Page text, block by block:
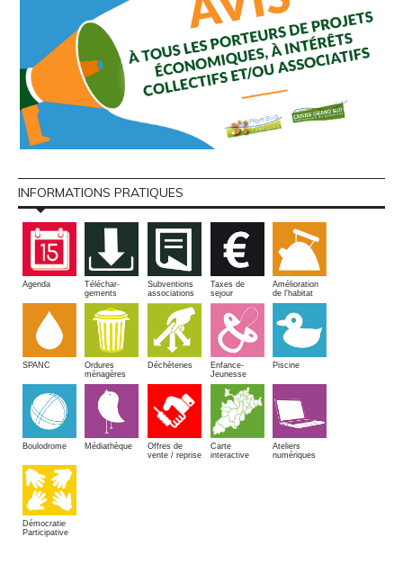
INFORMATIONS PRATIQUES
Agenda
Téléchar-
gements
Subventions
associations
Taxes de
sejour
Amélioration
de l'habitat
SPANC
Ordures
ménagères
Déchèteries
Enfance-
Jeunesse
Piscine
Boulodrome Médiathèque
Offres de
vente / reprise
Carte
interactive
Ateliers
numériques
Démocratie
Participative